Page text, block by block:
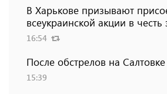
В Харькове призывают
всеукраинской акции в
16:54
После обстрелов на Салтовке
15:39